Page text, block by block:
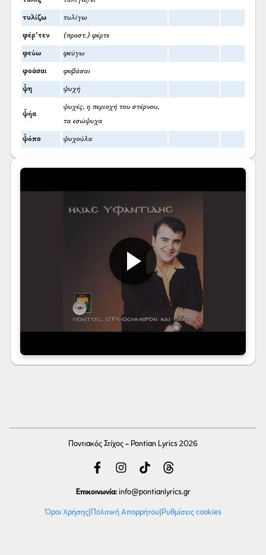
τυλίζω τυλίγω
φέρ’τεν (προστ.) φέρτε
φεύω φεύγω
φοάσαι φοβάσαι
ψ̌η ψυχή
ψ̌ήα
ψυχές, η περιοχή του στέρνου,
τα εσώψυχα
ψ̌όπο ψυχούλα
Ποντιακός Στίχος - Pontian Lyrics 2026
Επικοινωνία: info@pontianlyrics.gr
Όροι Χρήσης| Πολιτική Απορρήτου| Ρυθμίσεις cookies